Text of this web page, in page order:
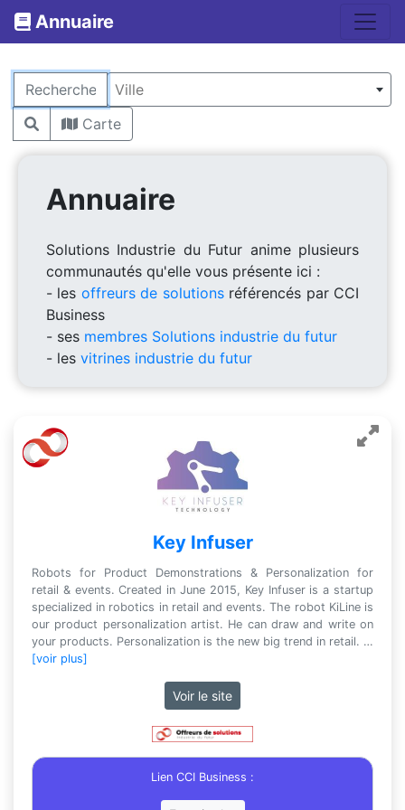
Annuaire
Rechercher
Ville
Carte
Annuaire
Solutions Industrie du Futur anime plusieurs
communautés qu'elle vous présente ici :
- les offreurs de solutionsréférencés par CCI
Business
- ses membres Solutions industrie du futur
- les vitrines industrie du futur
Key Infuser
Robots for Product Demonstrations & Personalization for
retail & events. Created in June 2015, Key Infuser is a startup
specialized in robotics in retail and events. The robot KiLine is
our product personalization artist. He can draw and write on
your products. Personalization is the new big trend in retail. …
[voir plus]
Voir le site
Lien CCI Business :